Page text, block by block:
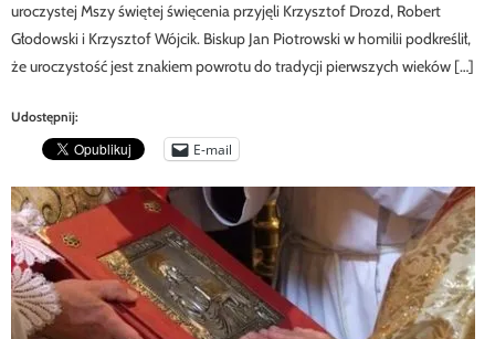
uroczystej Mszy świętej święcenia przyjęli Krzysztof Drozd, Robert
Głodowski i Krzysztof Wójcik. Biskup Jan Piotrowski w homilii podkreślił,
że uroczystość jest znakiem powrotu do tradycji pierwszych wieków […]
Udostępnij:
E-mail